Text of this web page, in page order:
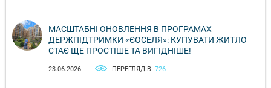
МАСШТАБНІ ОНОВЛЕННЯ В ПРОГРАМАХ
ДЕРЖПІДТРИМКИ «ЄОСЕЛЯ»: КУПУВАТИ ЖИТЛО
СТАЄ ЩЕ ПРОСТІШЕ ТА ВИГІДНІШЕ!
23.06.2026 ПЕРЕГЛЯДІВ: 726